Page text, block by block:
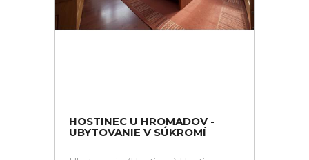
HOSTINEC U HROMADOV -
UBYTOVANIE V SÚKROMÍ